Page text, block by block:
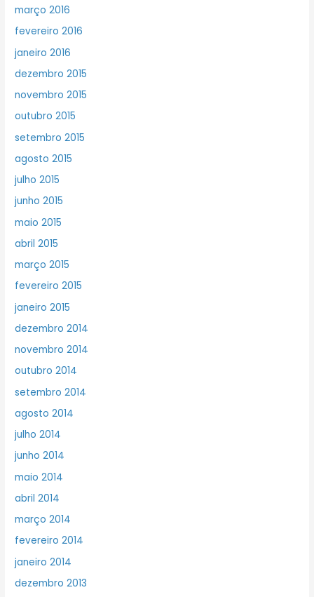
março 2016
fevereiro 2016
janeiro 2016
dezembro 2015
novembro 2015
outubro 2015
setembro 2015
agosto 2015
julho 2015
junho 2015
maio 2015
abril 2015
março 2015
fevereiro 2015
janeiro 2015
dezembro 2014
novembro 2014
outubro 2014
setembro 2014
agosto 2014
julho 2014
junho 2014
maio 2014
abril 2014
março 2014
fevereiro 2014
janeiro 2014
dezembro 2013